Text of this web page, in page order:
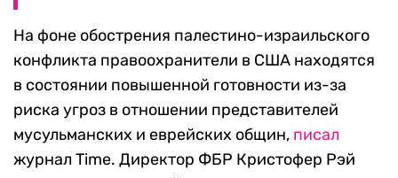
На фоне обострения палестино-израильского
конфликта правоохранители в США находятся
в состоянии повышенной готовности из-за
риска угроз в отношении представителей
мусульманских и еврейских общин, писал
журнал Time. Директор ФБР Кристофер Рэй